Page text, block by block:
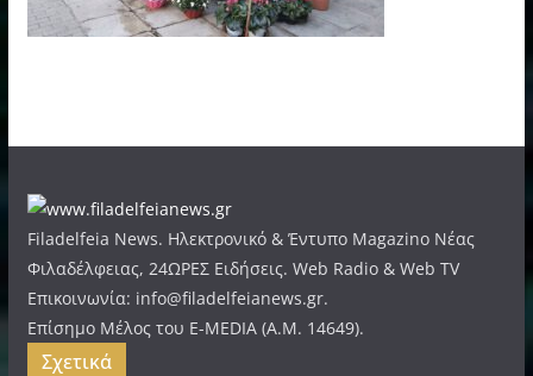
Filadelfeia News. Ηλεκτρονικό & Έντυπο Magazino Νέας
Φιλαδέλφειας, 24ΩΡΕΣ Ειδήσεις. Web Radio & Web TV
Επικοινωνία: info@filadelfeianews.gr.
Επίσημο Μέλος του E-MEDIA (A.M. 14649).
Σχετικά